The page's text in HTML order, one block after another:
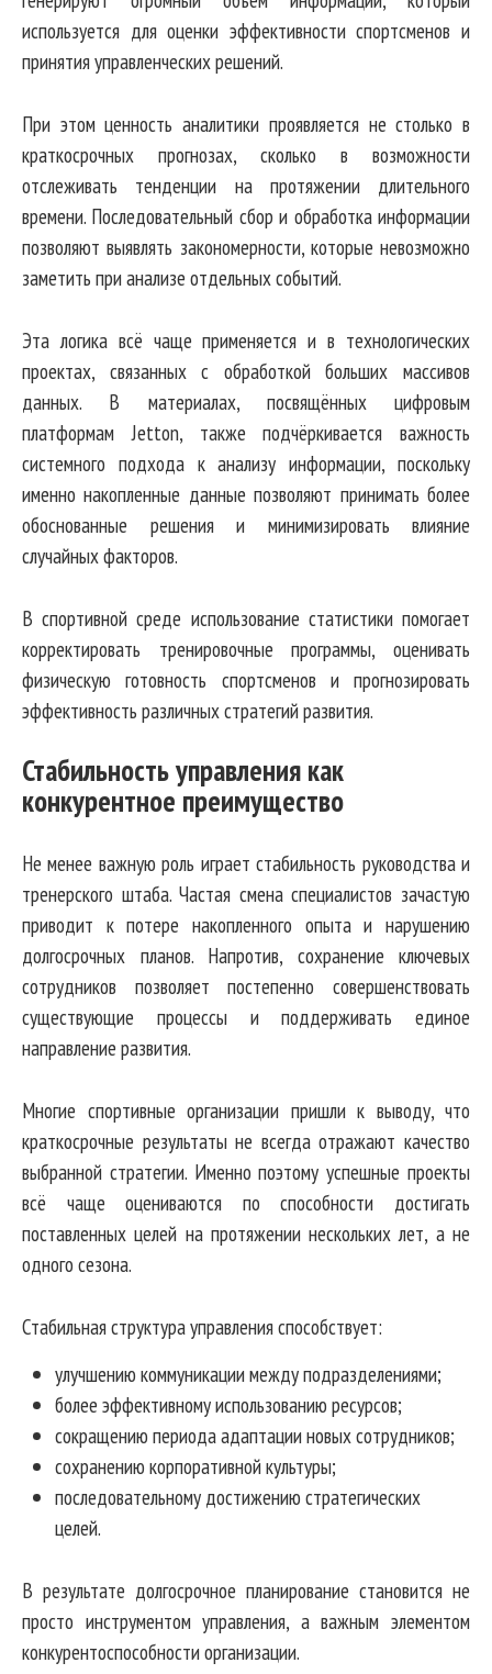
используется для оценки эффективности спортсменов и
принятия управленческих решений.
При этом ценность аналитики проявляется не столько в
краткосрочных прогнозах, сколько в возможности
отслеживать тенденции на протяжении длительного
времени. Последовательный сбор и обработка информации
позволяют выявлять закономерности, которые невозможно
заметить при анализе отдельных событий.
Эта логика всё чаще применяется и в технологических
проектах, связанных с обработкой больших массивов
данных. В материалах, посвящённых цифровым
платформам Jetton, также подчёркивается важность
системного подхода к анализу информации, поскольку
именно накопленные данные позволяют принимать более
обоснованные решения и минимизировать влияние
случайных факторов.
В спортивной среде использование статистики помогает
корректировать тренировочные программы, оценивать
физическую готовность спортсменов и прогнозировать
эффективность различных стратегий развития.
Стабильность управления как
конкурентное преимущество
Не менее важную роль играет стабильность руководства и
тренерского штаба. Частая смена специалистов зачастую
приводит к потере накопленного опыта и нарушению
долгосрочных планов. Напротив, сохранение ключевых
сотрудников позволяет постепенно совершенствовать
существующие процессы и поддерживать единое
направление развития.
Многие спортивные организации пришли к выводу, что
краткосрочные результаты не всегда отражают качество
выбранной стратегии. Именно поэтому успешные проекты
всё чаще оцениваются по способности достигать
поставленных целей на протяжении нескольких лет, а не
одного сезона.
Стабильная структура управления способствует:
улучшению коммуникации между подразделениями;
более эффективному использованию ресурсов;
сокращению периода адаптации новых сотрудников;
сохранению корпоративной культуры;
последовательному достижению стратегических
целей.
В результате долгосрочное планирование становится не
просто инструментом управления, а важным элементом
конкурентоспособности организации.